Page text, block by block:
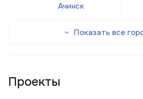
Ачинск
Показать все
Проекты